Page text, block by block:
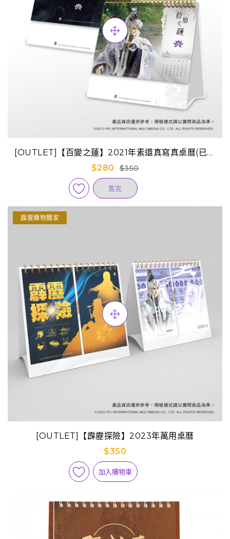
[OUTLET]【百變之蓮】2021年素還真寫真桌曆(已售
完)
$280 $350
售完
霹靂購物獨家
[OUTLET]【霹靂探險】2023年萬用桌曆
$350
加入購物車